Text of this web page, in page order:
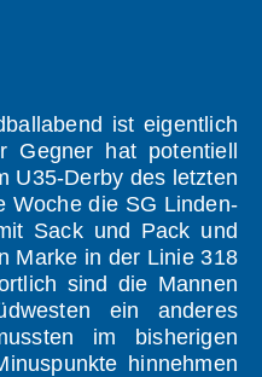
ist eigentlich
Gegner hat potentiell
U35-Derby des letzten
Woche die SG Linden-
Sack und Pack und
Marke in der Linie 318
sind die Mannen
ein anderes
im bisherigen
hinnehmen